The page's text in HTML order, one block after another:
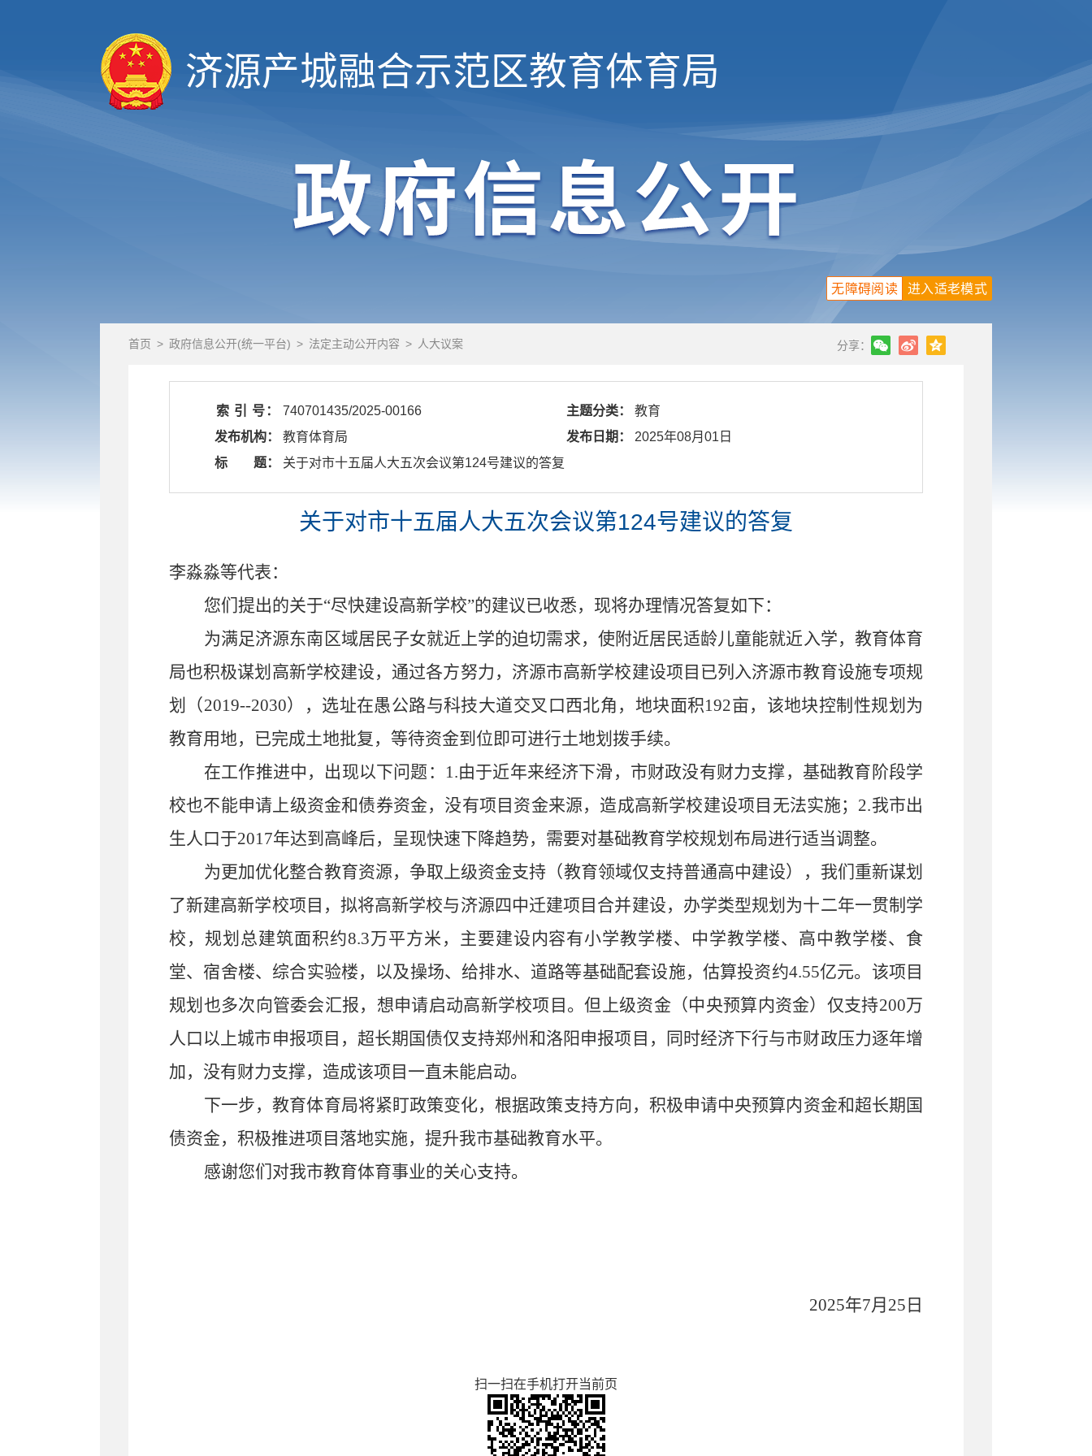
济源产城融合示范区教育体育局
进入适老模式
无障碍阅读
首页 > 政府信息公开(统一平台) > 法定主动公开内容 > 人大议案 分享：
索 引 号： 740701435/2025-00166 主题分类：
教育
发布机构：
教育体育局 发布日期：
2025年08月01日
标 题：
​ 关于对市十五届人大五次会议第124号建议的答复
关于对市十五届人大五次会议第124号建议的答复
李淼淼等代表：
您们提出的关于“尽快建设高新学校”的建议已收悉，现将办理情况答复如下：
为满足济源东南区域居民子女就近上学的迫切需求，使附近居民适龄儿童能就近入学，教育体育
局也积极谋划高新学校建设，通过各方努力，济源市高新学校建设项目已列入济源市教育设施专项规
划（2019--2030），选址在愚公路与科技大道交叉口西北角，地块面积192亩，该地块控制性规划为
教育用地，已完成土地批复，等待资金到位即可进行土地划拨手续。
在工作推进中，出现以下问题： 1.由于近年来经济下滑，市财政没有财力支撑，基础教育阶段学
校也不能申请上级资金和债券资金，没有项目资金来源，造成高新学校建设项目无法实施； 2.我市出
生人口于2017年达到高峰后，呈现快速下降趋势，需要对基础教育学校规划布局进行适当调整。
为更加优化整合教育资源，争取上级资金支持（教育领域仅支持普通高中建设），我们重新谋划
了新建高新学校项目，拟将高新学校与济源四中迁建项目合并建设，办学类型规划为十二年一贯制学
校，规划总建筑面积约8.3万平方米，主要建设内容有小学教学楼、中学教学楼、高中教学楼、食
堂、宿舍楼、综合实验楼，以及操场、给排水、道路等基础配套设施，估算投资约4.55亿元。该项目
规划也多次向管委会汇报，想申请启动高新学校项目。但上级资金（中央预算内资金）仅支持200万
人口以上城市申报项目，超长期国债仅支持郑州和洛阳申报项目，同时经济下行与市财政压力逐年增
加，没有财力支撑，造成该项目一直未能启动。
下一步，教育体育局将紧盯政策变化，根据政策支持方向，积极申请中央预算内资金和超长期国
债资金，积极推进项目落地实施，提升我市基础教育水平。
感谢您们对我市教育体育事业的关心支持。
2025年7月 25 日
扫一扫在手机打开当前页